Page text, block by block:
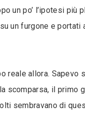
un po’ l’ipotesi
furgone e portati
allora. Sapevo
scomparsa, il primo
sembravano di